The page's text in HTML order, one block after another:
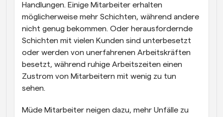
Handlungen. Einige Mitarbeiter erhalten
möglicherweise mehr Schichten, während andere
nicht genug bekommen. Oder herausfordernde
Schichten mit vielen Kunden sind unterbesetzt
oder werden von unerfahrenen Arbeitskräften
besetzt, während ruhige Arbeitszeiten einen
Zustrom von Mitarbeitern mit wenig zu tun
sehen.
Müde Mitarbeiter neigen dazu, mehr Unfälle zu